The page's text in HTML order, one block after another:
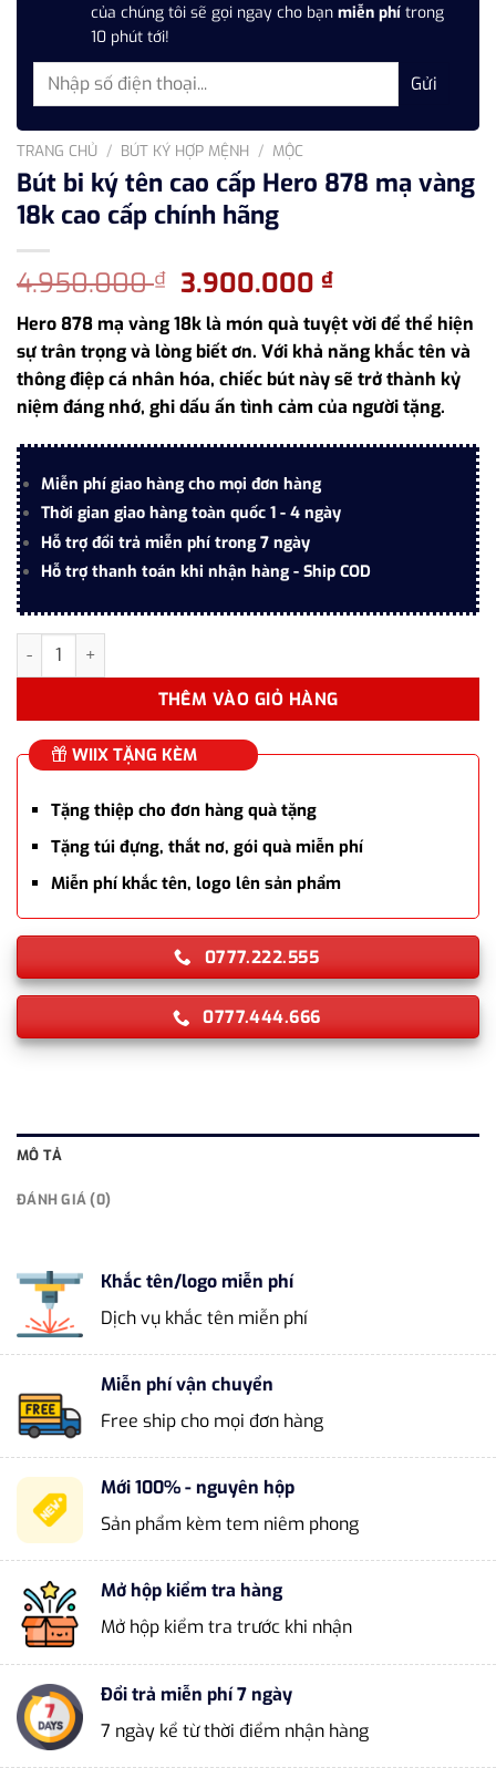
của chúng tôi sẽ gọi ngay cho bạn miễn phí trong
10 phút tới!
TRANG CHỦ / BÚT KÝ HỢP MỆNH / MỘC
Bút bi ký tên cao cấp Hero 878 mạ vàng
18k cao cấp chính hãng
4.950.000₫ Giá
gốc
là:
4.950.000 ₫.
3.900.000₫Giá
hiện
tại
là:
3.900.000 ₫.
Hero 878 mạ vàng 18k là món quà tuyệt vời để thể hiện
sự trân trọng và lòng biết ơn. Với khả năng khắc tên và
thông điệp cá nhân hóa, chiếc bút này sẽ trở thành kỷ
niệm đáng nhớ, ghi dấu ấn tình cảm của người tặng.
Miễn phí giao hàng cho mọi đơn hàng
Thời gian giao hàng toàn quốc 1 - 4 ngày
Hỗ trợ đổi trả miễn phí trong 7 ngày
Hỗ trợ thanh toán khi nhận hàng - Ship COD
Bút bi ký tên cao cấp Hero 878 mạ vàng 18k cao cấp chính
THÊM VÀO GIỎ HÀNG
WIIX TẶNG KÈM
Tặng thiệp cho đơn hàng quà tặng
Tặng túi đựng, thắt nơ, gói quà miễn phí
Miễn phí khắc tên, logo lên sản phẩm
0777.222.555
0777.444.666
MÔ TẢ
ĐÁNH GIÁ (0)
Khắc tên/logo miễn phí
Dịch vụ khắc tên miễn phí
Miễn phí vận chuyển
Free ship cho mọi đơn hàng
Mới 100% - nguyên hộp
Sản phẩm kèm tem niêm phong
Mở hộp kiểm tra hàng
Mở hộp kiểm tra trước khi nhận
Đổi trả miễn phí 7 ngày
7 ngày kể từ thời điểm nhận hàng